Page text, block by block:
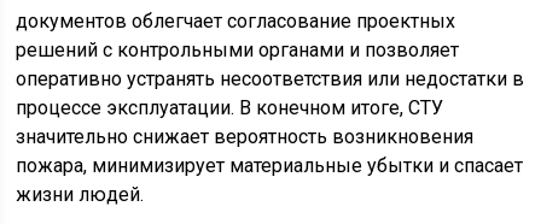
документов облегчает согласование проектных
решений с контрольными органами и позволяет
оперативно устранять несоответствия или недостатки в
процессе эксплуатации. В конечном итоге, СТУ
значительно снижает вероятность возникновения
пожара, минимизирует материальные убытки и спасает
жизни людей.